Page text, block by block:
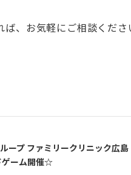
、お気軽にご相談くださ
ープ ファミリークリニック広島
ゲーム開催☆